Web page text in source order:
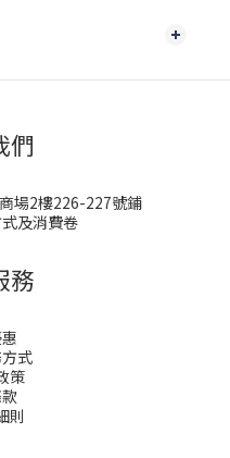
們
場2樓226-227號鋪
及消費卷
務
式
策
則